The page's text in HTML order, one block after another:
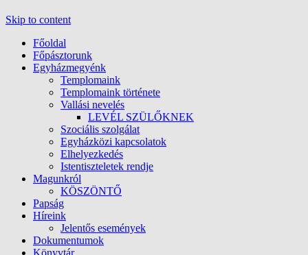
Skip to content
Főoldal
Főpásztorunk
Egyházmegyénk
Templomaink
Templomaink története
Vallási nevelés
LEVÉL SZÜLŐKNEK
Szociális szolgálat
Egyházközi kapcsolatok
Elhelyezkedés
Istentiszteletek rendje
Magunkról
KÖSZÖNTŐ
Papság
Híreink
Jelentős események
Dokumentumok
Könyvtár